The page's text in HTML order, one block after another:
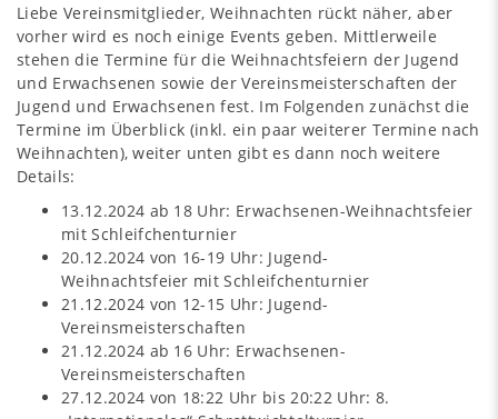
Liebe Vereinsmitglieder, Weihnachten rückt näher, aber
vorher wird es noch einige Events geben. Mittlerweile
stehen die Termine für die Weihnachtsfeiern der Jugend
und Erwachsenen sowie der Vereinsmeisterschaften der
Jugend und Erwachsenen fest. Im Folgenden zunächst die
Termine im Überblick (inkl. ein paar weiterer Termine nach
Weihnachten), weiter unten gibt es dann noch weitere
Details:
13.12.2024 ab 18 Uhr: Erwachsenen-Weihnachtsfeier
mit Schleifchenturnier
20.12.2024 von 16-19 Uhr: Jugend-
Weihnachtsfeier mit Schleifchenturnier
21.12.2024 von 12-15 Uhr: Jugend-
Vereinsmeisterschaften
21.12.2024 ab 16 Uhr: Erwachsenen-
Vereinsmeisterschaften
27.12.2024 von 18:22 Uhr bis 20:22 Uhr: 8.